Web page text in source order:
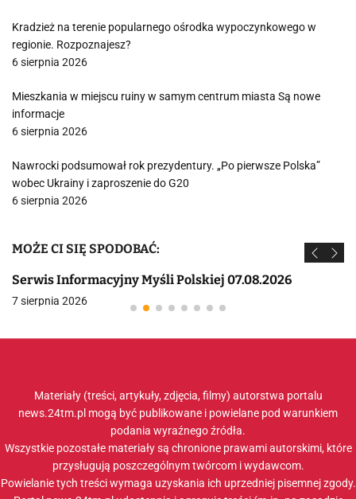
Kradzież na terenie popularnego ośrodka wypoczynkowego w
regionie. Rozpoznajesz?
6 sierpnia 2026
Mieszkania w miejscu ruiny w samym centrum miasta Są nowe
informacje
6 sierpnia 2026
Nawrocki podsumował rok prezydentury. „Po pierwsze Polska”
wobec Ukrainy i zaproszenie do G20
6 sierpnia 2026
MOŻE CI SIĘ SPODOBAĆ:
Serwis Informacyjny Myśli Polskiej 07.08.2026
7 sierpnia 2026
Materiały (treści, artykuły, zdjęcia, filmy) autorstwa portalu
news.24tm.pl mogą być publikowane i powielane pod warunkiem
podania wyraźnego źródła.
Wszystkie pozostałe materiały są chronione prawami autorskimi, które
przysługują poszczególnym twórcom i wydawcom.
Powielanie tych treści wymaga uzyskania ich uprzedniej pisemnej zgody.